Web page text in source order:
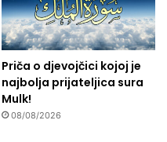
Priča o djevojčici kojoj je
najbolja prijateljica sura
Mulk!
08/08/2026